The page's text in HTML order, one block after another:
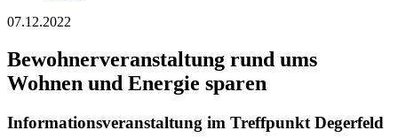
07.12.2022
Bewohnerveranstaltung rund ums
Wohnen und Energie sparen
Informationsveranstaltung im Treffpunkt Degerfeld